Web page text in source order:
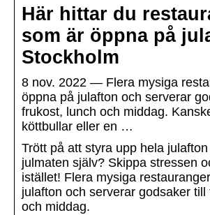
Här hittar du
som är öppna på
Stockholm
8 nov. 2022 — Flera mysiga
öppna på julafton och serverar
frukost, lunch och middag.
köttbullar eller en …
Trött på att styra upp hela
julmaten själv? Skippa stressen
istället! Flera mysiga
julafton och serverar godsaker till
och middag.